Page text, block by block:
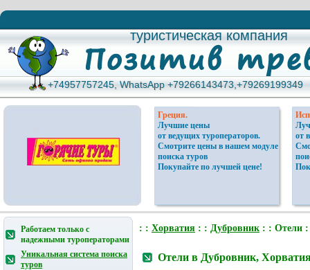
туристическая компания
туристическая компания
+74957757245, WhatsApp +79266143473,+79269199349
+74957757245, WhatsApp +79266143473,+79269199349
Греция.
Лучшие цены
от ведущих туроператоров.
Смотрите цены в нашем модуле
поиска туров
Покупайте по лучшей цене!
от
Работаем только с
надежными туроператорами
Уникальная система поиска
туров
: : Хорватия : : Дубровник : : Отели
Отели в Дубровник,